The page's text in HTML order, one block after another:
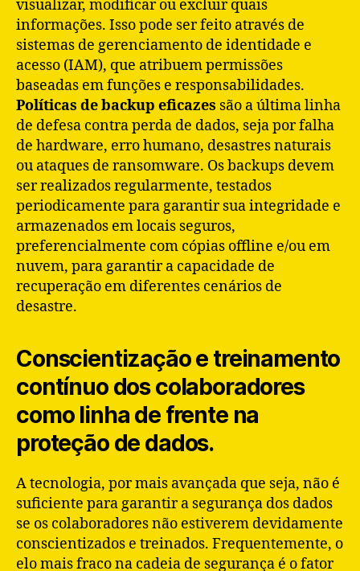
visualizar, modificar ou excluir quais
informações. Isso pode ser feito através de
sistemas de gerenciamento de identidade e
acesso (IAM), que atribuem permissões
baseadas em funções e responsabilidades.
Políticas de backup eficazes são a última linha
de defesa contra perda de dados, seja por falha
de hardware, erro humano, desastres naturais
ou ataques de ransomware. Os backups devem
ser realizados regularmente, testados
periodicamente para garantir sua integridade e
armazenados em locais seguros,
preferencialmente com cópias offline e/ou em
nuvem, para garantir a capacidade de
recuperação em diferentes cenários de
desastre.
Conscientização e treinamento
contínuo dos colaboradores
como linha de frente na
proteção de dados.
A tecnologia, por mais avançada que seja, não é
suficiente para garantir a segurança dos dados
se os colaboradores não estiverem devidamente
conscientizados e treinados. Frequentemente, o
elo mais fraco na cadeia de segurança é o fator